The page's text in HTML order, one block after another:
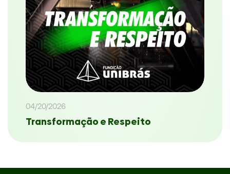
04/20/2026
Transformação e Respeito